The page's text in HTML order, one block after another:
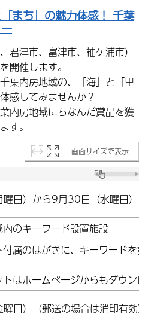
「まち」の魅力体感！ 千葉
君津市、富津市、袖ケ浦市）
開催します。
葉内房地域の、「海」と「里
感してみませんか？
内房地域にちなんだ賞品を獲
す。
画面サイズで表示
日）から9月30日（水曜日）
内のキーワード設置施設
属のはがきに、キーワードを
はホームぺージからもダウンロ
日）（郵送の場合は消印有効）